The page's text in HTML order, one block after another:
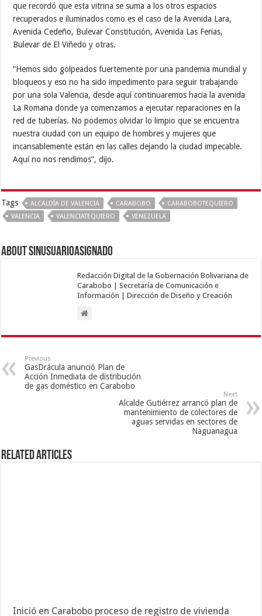
que recordó que esta vitrina se suma a los otros espacios
recuperados e iluminados como es el caso de la Avenida Lara,
Avenida Cedeño, Bulevar Constitución, Avenida Las Ferias,
Bulevar de El Viñedo y otras.
“Hemos sido golpeados fuertemente por una pandemia mundial y
bloqueos y eso no ha sido impedimento para seguir trabajando
por una sola Valencia, desde aquí continuaremos hacia la avenida
La Romana donde ya comenzamos a ejecutar reparaciones en la
red de tuberías. No podemos olvidar lo limpio que se encuentra
nuestra ciudad con un equipo de hombres y mujeres que
incansablemente están en las calles dejando la ciudad impecable.
Aquí no nos rendimos”, dijo.
Tags ALCALDÍA DE VALENCIA CARABOBO
CARABOBOTEQUIERO
VALENCIA
VALENCIATEQUIERO VENEZUELA
About sinusuarioasignado
Redacción Digital de la Gobernación Bolivariana de
Carabobo | Secretaría de Comunicación e
Información | Dirección de Diseño y Creación
Previous
GasDrácula anunció Plan de
Acción Inmediata de distribución
de gas doméstico en Carabobo
Next
Alcalde Gutiérrez arrancó plan de
mantenimiento de colectores de
aguas servidas en sectores de
Naguanagua
Related Articles
Inició en Carabobo proceso de registro de vivienda